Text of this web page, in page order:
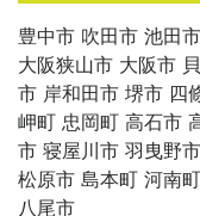
豊中市 吹田市 池田
大阪狭山市 大阪市
市 岸和田市 堺市 四
岬町 忠岡町 高石市
市 寝屋川市 羽曳野
松原市 島本町 河南
八尾市